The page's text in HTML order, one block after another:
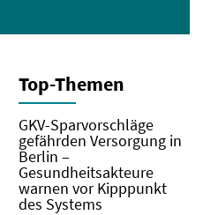
Top-Themen
GKV-Sparvorschläge
gefährden Versorgung in
Berlin –
Gesundheitsakteure
warnen vor Kipppunkt
des Systems